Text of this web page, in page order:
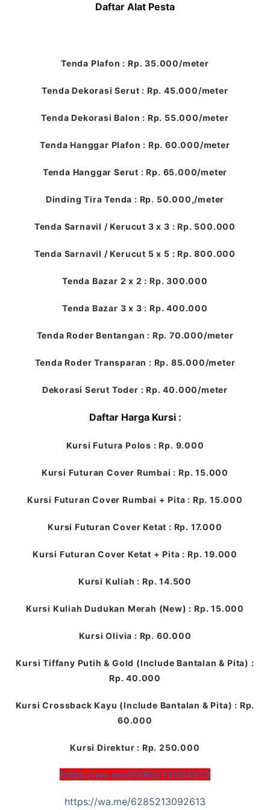
Daftar Alat Pesta
Tenda Plafon : Rp. 35.000/meter
Tenda Dekorasi Serut : Rp. 45.000/meter
Tenda Dekorasi Balon : Rp. 55.000/meter
Tenda Hanggar Plafon : Rp. 60.000/meter
Tenda Hanggar Serut : Rp. 65.000/meter
Dinding Tira Tenda : Rp. 50.000,/meter
Tenda Sarnavil / Kerucut 3 x 3 : Rp. 500.000
Tenda Sarnavil / Kerucut 5 x 5 : Rp. 800.000
Tenda Bazar 2 x 2 : Rp. 300.000
Tenda Bazar 3 x 3 : Rp. 400.000
Tenda Roder Bentangan : Rp. 70.000/meter
Tenda Roder Transparan : Rp. 85.000/meter
Dekorasi Serut Toder : Rp. 40.000/meter
Daftar Harga Kursi :
Kursi Futura Polos : Rp. 9.000
Kursi Futuran Cover Rumbai : Rp. 15.000
Kursi Futuran Cover Rumbai + Pita : Rp. 15.000
Kursi Futuran Cover Ketat : Rp. 17.000
Kursi Futuran Cover Ketat + Pita : Rp. 19.000
Kursi Kuliah : Rp. 14.500
Kursi Kuliah Dudukan Merah (New) : Rp. 15.000
Kursi Olivia : Rp. 60.000
Kursi Tiffany Putih & Gold (Include Bantalan & Pita) :
Rp. 40.000
Kursi Crossback Kayu (Include Bantalan & Pita) : Rp.
60.000
Kursi Direktur : Rp. 250.000
https://wa.me/6285213092613
https://wa.me/6285213092613